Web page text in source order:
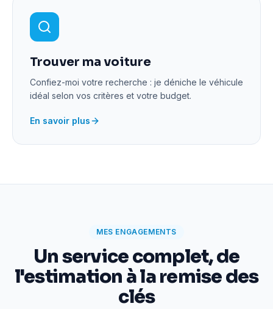
Trouver ma voiture
Confiez-moi votre recherche : je déniche le véhicule
idéal selon vos critères et votre budget.
En savoir plus
MES ENGAGEMENTS
Un service complet, de
l'estimation à la remise des
clés